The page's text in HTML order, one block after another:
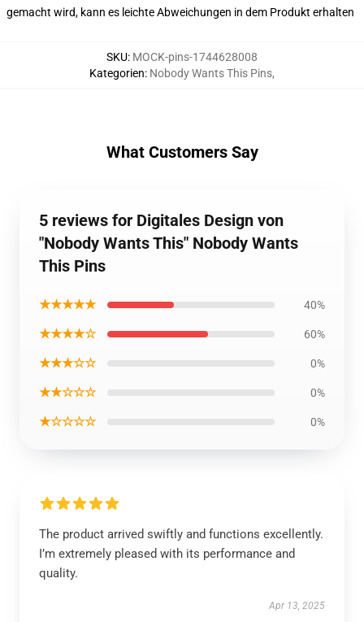
gemacht wird, kann es leichte Abweichungen in dem Produkt erhalten
SKU: MOCK-pins-1744628008
Kategorien: Nobody Wants This Pins,
What Customers Say
5 reviews for Digitales Design von
"Nobody Wants This" Nobody Wants
This Pins
★★★★★ 40%
★★★★☆ 60%
★★★☆☆ 0%
★★☆☆☆ 0%
★☆☆☆☆ 0%
The product arrived swiftly and functions excellently.
I’m extremely pleased with its performance and
quality.
Apr 13, 2025